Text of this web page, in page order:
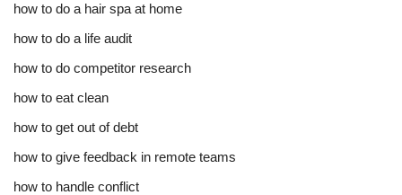
how to do a hair spa at home
how to do a life audit
how to do competitor research
how to eat clean
how to get out of debt
how to give feedback in remote teams
how to handle conflict